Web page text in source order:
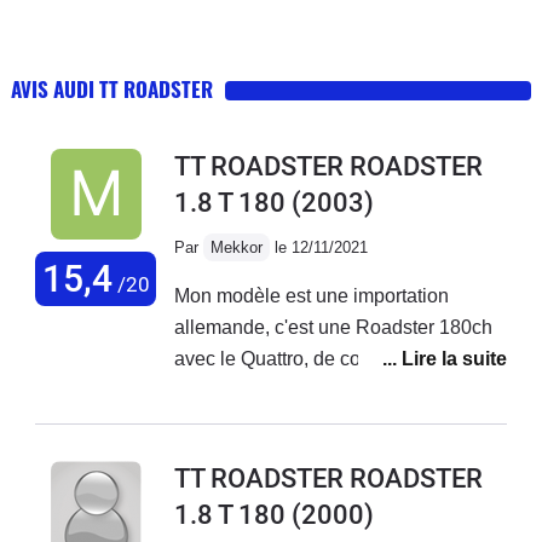
AVIS AUDI TT ROADSTER
15,4/20
TT ROADSTER ROADSTER
1.8 T 180 (2003)
Par Mekkor le 12/11/2021
Mon modèle est une importation
allemande, c'est une Roadster 180ch
avec le Quattro, de couleur rouge Petit
moteur plutôt réactif, je suis passé
petit bolide et je dois avouer que le
passage au turbo a été une bonne
TT ROADSTER ROADSTER
1.8 T 180 (2000)